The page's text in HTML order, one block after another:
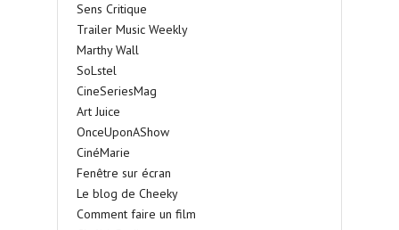
Sens Critique
Trailer Music Weekly
Marthy Wall
SoLstel
CineSeriesMag
Art Juice
OnceUponAShow
CinéMarie
Fenêtre sur écran
Le blog de Cheeky
Comment faire un film